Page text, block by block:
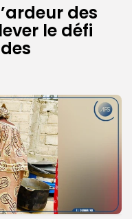
des
le défi